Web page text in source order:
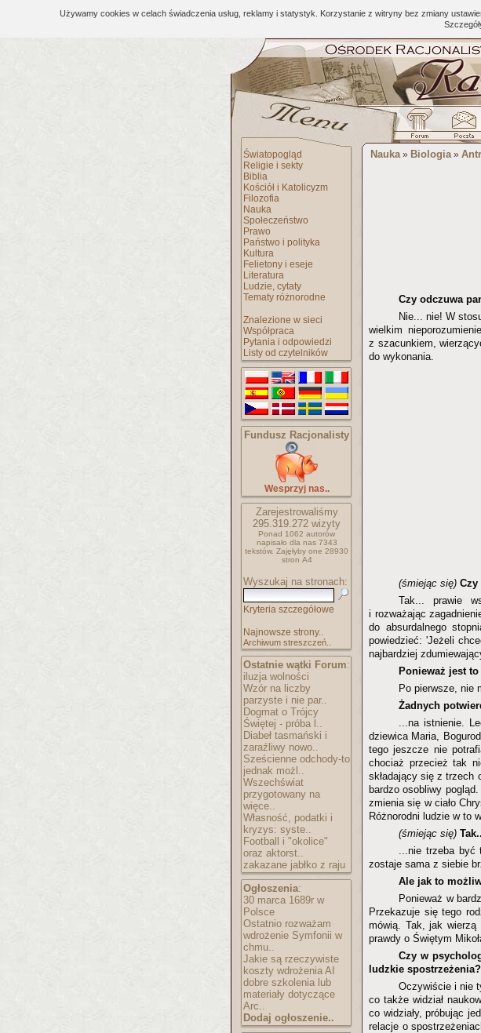
Używamy cookies w celach świadczenia usług, reklamy i statystyk. Korzystanie z witryny bez zmiany
Światopogląd
Religie i sekty
Biblia
Kościół i Katolicyzm
Filozofia
Nauka
Społeczeństwo
Prawo
Państwo i polityka
Kultura
Felietony i eseje
Literatura
Ludzie, cytaty
Tematy różnorodne
Znalezione w sieci
Współpraca
Pytania i odpowiedzi
Listy od czytelników
Fundusz Racjonalisty
Wesprzyj nas..
Zarejestrowaliśmy
295.319.272 wizyty
Ponad 1062 autorów
napisało dla nas 7343
tekstów. Zajęłyby one 28930
stron A4
Wyszukaj na stronach:
Kryteria szczegółowe
Najnowsze strony..
Archiwum streszczeń..
Ostatnie wątki Forum:
iluzja wolności
Wzór na liczby
parzyste i nie par..
Dogmat o Trójcy
Świętej - próba l..
Diabeł tasmański i
zaraźliwy nowo..
Sześcienne odchody-to
jednak możl..
Wszechświat
przygotowany na
więce..
Własność, podatki i
kryzys: syste..
Football i "okolice"
oraz aktorst..
zakazane jabłko z raju
Ogłoszenia:
30 marca 1689r w
Polsce
Ostatnio rozważam
wdrożenie Symfonii w
chmu..
Jakie są rzeczywiste
koszty wdrożenia AI
dobre szkolenia lub
materiały dotyczące
Arc..
Dodaj ogłoszenie..
Nauka» Biologia»
Czy odczuwa
Nie... nie! W
wielkim
z szacunkiem,
do wykonania.
(śmiejąc się)
Tak... prawie
i rozważając
do absurdalnego
powiedzieć: 'Jeżeli
najbardziej
Ponieważ jest
Po pierwsze, nie
Żadnych
...na istnienie.
dziewica Maria,
tego jeszcze nie
chociaż przecież tak
składający się z trzech
bardzo osobliwy
zmienia się w ciało
Różnorodni ludzie w to
(śmiejąc się)
...nie trzeba być
zostaje sama z siebie
Ale jak to
Ponieważ w
Przekazuje się tego
mówią. Tak, jak wierzą
prawdy o Świętym
Czy w
ludzkie spostrzeżenia?
Oczywiście i nie
co także widział
co widziały, próbując
relacje o